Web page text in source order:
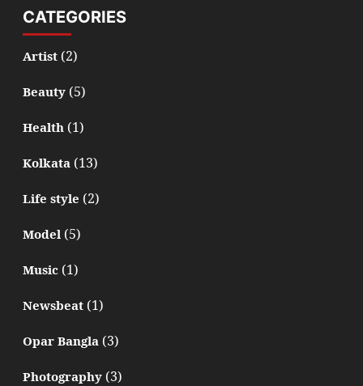
CATEGORIES
Artist(2)
Beauty(5)
Health(1)
Kolkata(13)
Life style (2)
Model(5)
Music(1)
Newsbeat(1)
Opar Bangla(3)
Photography(3)